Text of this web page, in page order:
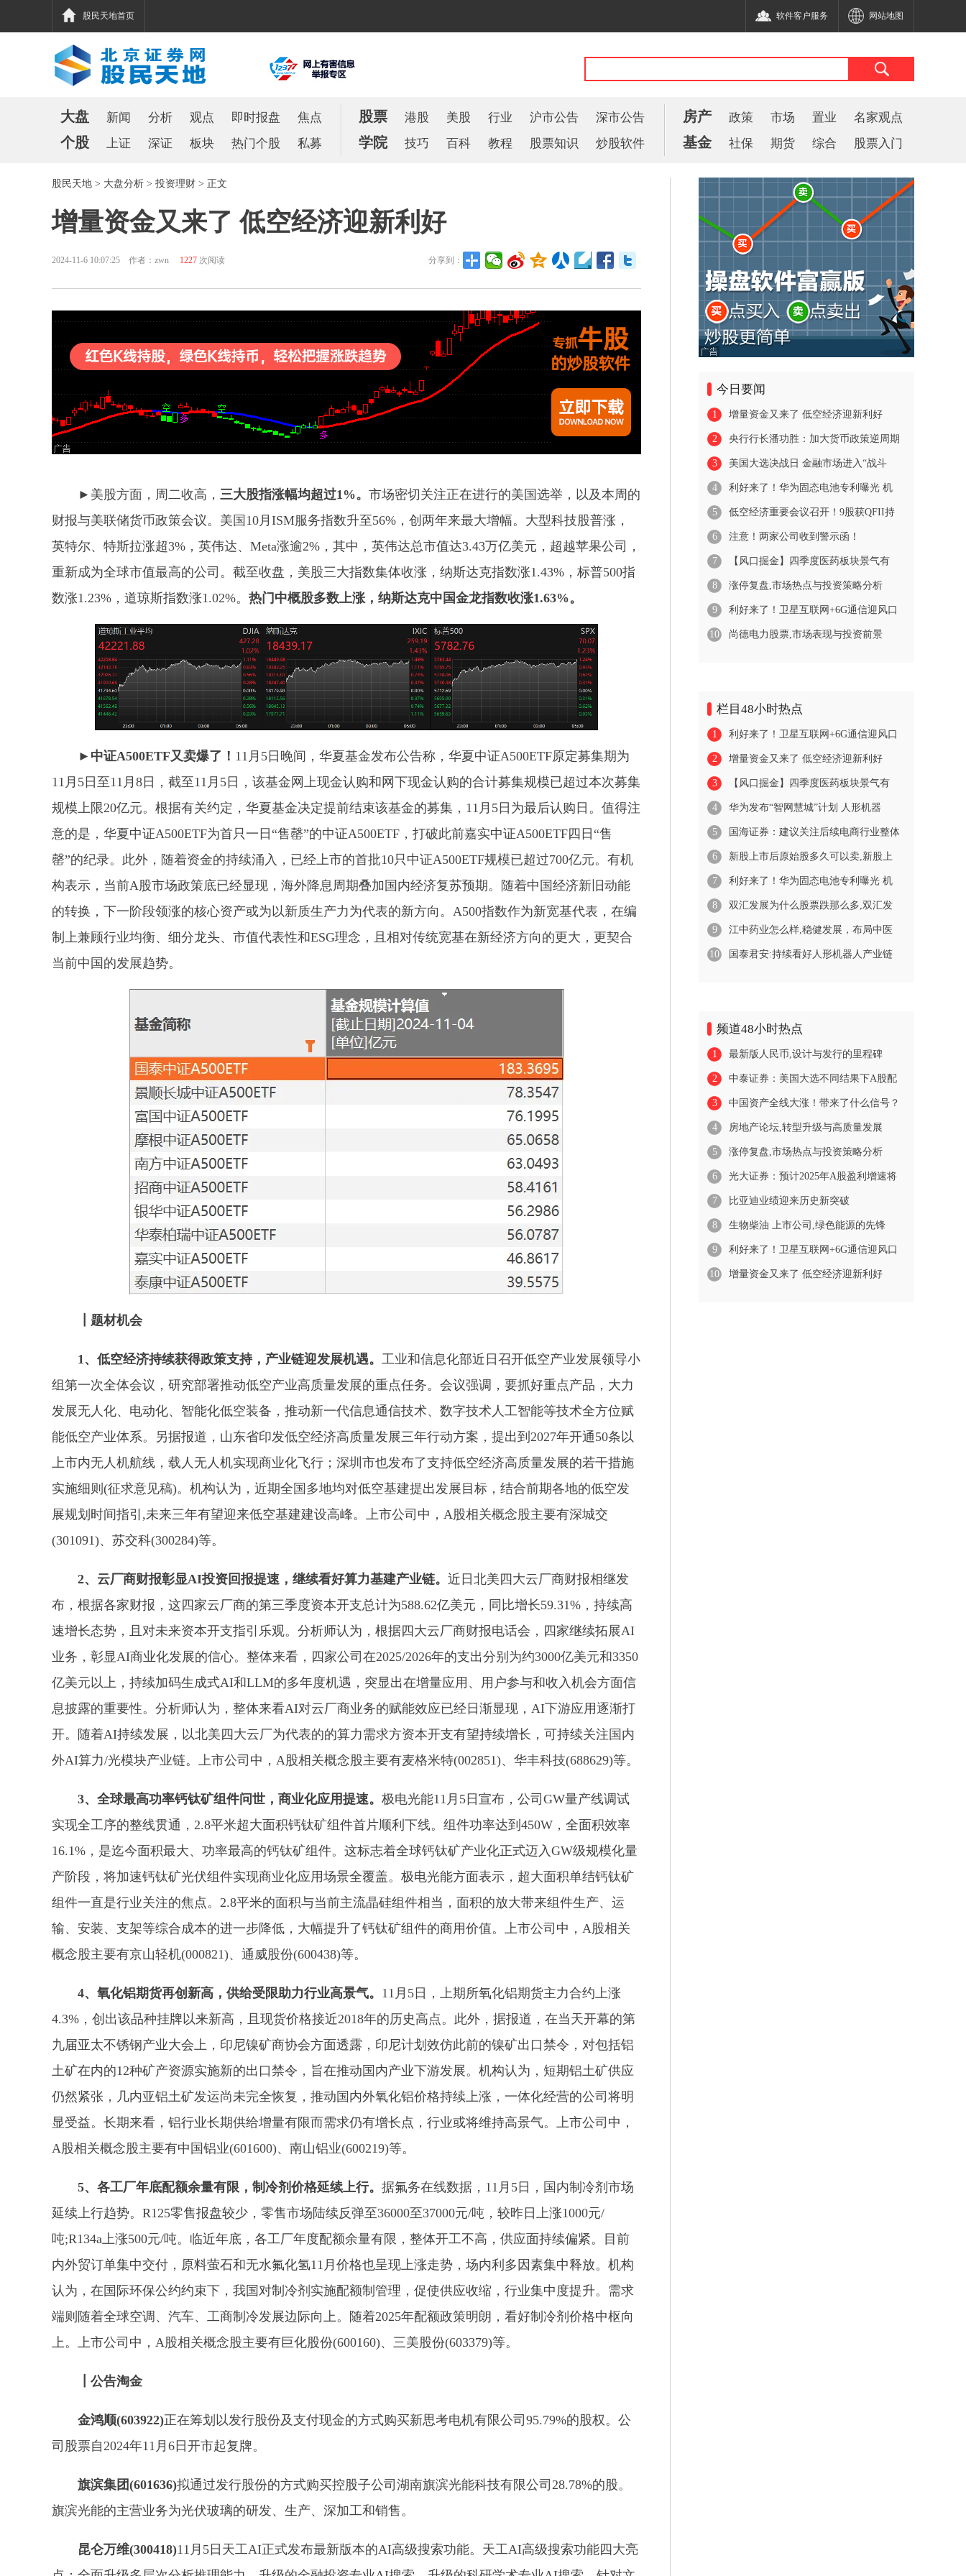
股民天地首页 软件客户服务 网站地图
大盘 新闻 分析 观点 即时报盘 焦点
个股 上证 深证 板块 热门个股 私募
股票 港股 美股 行业 沪市公告 深市公告
学院 技巧 百科 教程 股票知识 炒股软件
房产 政策 市场 置业 名家观点
基金 社保 期货 综合 股票入门
股民天地 > 大盘分析 > 投资理财 > 正文
增量资金又来了 低空经济迎新利好
2024-11-6 10:07:25 作者：zwn 1227 次阅读 分享到：
►美股方面，周二收高， 三大股指涨幅均超过1%。 市场密切关注正在进行的美国选举，以及本周的
财报与美联储货币政策会议。美国10月ISM服务指数升至56%，创两年来最大增幅。大型科技股普涨，
英特尔、特斯拉涨超3%，英伟达、Meta涨逾2%，其中，英伟达总市值达3.43万亿美元，超越苹果公司，
重新成为全球市值最高的公司。截至收盘，美股三大指数集体收涨，纳斯达克指数涨1.43%，标普500指
数涨1.23%，道琼斯指数涨1.02%。 热门中概股多数上涨，纳斯达克中国金龙指数收涨1.63%。
►中证A500ETF又卖爆了！ 11月5日晚间，华夏基金发布公告称，华夏中证A500ETF原定募集期为
11月5日至11月8日，截至11月5日，该基金网上现金认购和网下现金认购的合计募集规模已超过本次募集
规模上限20亿元。根据有关约定，华夏基金决定提前结束该基金的募集，11月5日为最后认购日。值得注
意的是，华夏中证A500ETF为首只一日“售罄”的中证A500ETF，打破此前嘉实中证A500ETF四日“售
罄”的纪录。此外，随着资金的持续涌入，已经上市的首批10只中证A500ETF规模已超过700亿元。有机
构表示，当前A股市场政策底已经显现，海外降息周期叠加国内经济复苏预期。随着中国经济新旧动能
的转换，下一阶段领涨的核心资产或为以新质生产力为代表的新方向。A500指数作为新宽基代表，在编
制上兼顾行业均衡、细分龙头、市值代表性和ESG理念，且相对传统宽基在新经济方向的更大，更契合
当前中国的发展趋势。
┃题材机会
1、低空经济持续获得政策支持，产业链迎发展机遇。 工业和信息化部近日召开低空产业发展领导小
组第一次全体会议，研究部署推动低空产业高质量发展的重点任务。会议强调，要抓好重点产品，大力
发展无人化、电动化、智能化低空装备，推动新一代信息通信技术、数字技术人工智能等技术全方位赋
能低空产业体系。另据报道，山东省印发低空经济高质量发展三年行动方案，提出到2027年开通50条以
上市内无人机航线，载人无人机实现商业化飞行；深圳市也发布了支持低空经济高质量发展的若干措施
实施细则(征求意见稿)。机构认为，近期全国多地均对低空基建提出发展目标，结合前期各地的低空发
展规划时间指引,未来三年有望迎来低空基建建设高峰。上市公司中，A股相关概念股主要有深城交
(301091)、苏交科(300284)等。
2、云厂商财报彰显AI投资回报提速，继续看好算力基建产业链。 近日北美四大云厂商财报相继发
布，根据各家财报，这四家云厂商的第三季度资本开支总计为588.62亿美元，同比增长59.31%，持续高
速增长态势，且对未来资本开支指引乐观。分析师认为，根据四大云厂商财报电话会，四家继续拓展AI
业务，彰显AI商业化发展的信心。整体来看，四家公司在2025/2026年的支出分别为约3000亿美元和3350
亿美元以上，持续加码生成式AI和LLM的多年度机遇，突显出在增量应用、用户参与和收入机会方面信
息披露的重要性。分析师认为，整体来看AI对云厂商业务的赋能效应已经日渐显现，AI下游应用逐渐打
开。随着AI持续发展，以北美四大云厂为代表的的算力需求方资本开支有望持续增长，可持续关注国内
外AI算力/光模块产业链。上市公司中，A股相关概念股主要有麦格米特(002851)、华丰科技(688629)等。
3、全球最高功率钙钛矿组件问世，商业化应用提速。 极电光能11月5日宣布，公司GW量产线调试
实现全工序的整线贯通，2.8平米超大面积钙钛矿组件首片顺利下线。组件功率达到450W，全面积效率
16.1%，是迄今面积最大、功率最高的钙钛矿组件。这标志着全球钙钛矿产业化正式迈入GW级规模化量
产阶段，将加速钙钛矿光伏组件实现商业化应用场景全覆盖。极电光能方面表示，超大面积单结钙钛矿
组件一直是行业关注的焦点。2.8平米的面积与当前主流晶硅组件相当，面积的放大带来组件生产、运
输、安装、支架等综合成本的进一步降低，大幅提升了钙钛矿组件的商用价值。上市公司中，A股相关
概念股主要有京山轻机(000821)、通威股份(600438)等。
4、氧化铝期货再创新高，供给受限助力行业高景气。 11月5日，上期所氧化铝期货主力合约上涨
4.3%，创出该品种挂牌以来新高，且现货价格接近2018年的历史高点。此外，据报道，在当天开幕的第
九届亚太不锈钢产业大会上，印尼镍矿商协会方面透露，印尼计划效仿此前的镍矿出口禁令，对包括铝
土矿在内的12种矿产资源实施新的出口禁令，旨在推动国内产业下游发展。机构认为，短期铝土矿供应
仍然紧张，几内亚铝土矿发运尚未完全恢复，推动国内外氧化铝价格持续上涨，一体化经营的公司将明
显受益。长期来看，铝行业长期供给增量有限而需求仍有增长点，行业或将维持高景气。上市公司中，
A股相关概念股主要有中国铝业(601600)、南山铝业(600219)等。
5、各工厂年底配额余量有限，制冷剂价格延续上行。 据氟务在线数据，11月5日，国内制冷剂市场
延续上行趋势。R125零售报盘较少，零售市场陆续反弹至36000至37000元/吨，较昨日上涨1000元/
吨;R134a上涨500元/吨。临近年底，各工厂年度配额余量有限，整体开工不高，供应面持续偏紧。目前
内外贸订单集中交付，原料萤石和无水氟化氢11月价格也呈现上涨走势，场内利多因素集中释放。机构
认为，在国际环保公约约束下，我国对制冷剂实施配额制管理，促使供应收缩，行业集中度提升。需求
端则随着全球空调、汽车、工商制冷发展边际向上。随着2025年配额政策明朗，看好制冷剂价格中枢向
上。‌上市公司中，A股相关概念股主要有巨化股份(600160)、三美股份(603379)等。
┃公告淘金
金鸿顺(603922)正在筹划以发行股份及支付现金的方式购买新思考电机有限公司95.79%的股权。公
司股票自2024年11月6日开市起复牌。
旗滨集团(601636)拟通过发行股份的方式购买控股子公司湖南旗滨光能科技有限公司28.78%的股。
旗滨光能的主营业务为光伏玻璃的研发、生产、深加工和销售。
昆仑万维(300418)11月5日天工AI正式发布最新版本的AI高级搜索功能。天工AI高级搜索功能四大亮
今日要闻
1 增量资金又来了 低空经济迎新利好
2 央行行长潘功胜：加大货币政策逆周期
3 美国大选决战日 金融市场进入“战斗
4 利好来了！华为固态电池专利曝光 机
5 低空经济重要会议召开！9股获QFII持
6 注意！两家公司收到警示函！
7 【风口掘金】四季度医药板块景气有
8 涨停复盘,市场热点与投资策略分析
9 利好来了！卫星互联网+6G通信迎风口
10 尚德电力股票,市场表现与投资前景
栏目48小时热点
1 利好来了！卫星互联网+6G通信迎风口
2 增量资金又来了 低空经济迎新利好
3 【风口掘金】四季度医药板块景气有
4 华为发布“智网慧城”计划 人形机器
5 国海证券：建议关注后续电商行业整体
6 新股上市后原始股多久可以卖,新股上
7 利好来了！华为固态电池专利曝光 机
8 双汇发展为什么股票跌那么多,双汇发
9 江中药业怎么样,稳健发展，布局中医
10 国泰君安:持续看好人形机器人产业链
频道48小时热点
1 最新版人民币,设计与发行的里程碑
2 中泰证券：美国大选不同结果下A股配
3 中国资产全线大涨！带来了什么信号？
4 房地产论坛,转型升级与高质量发展
5 涨停复盘,市场热点与投资策略分析
6 光大证券：预计2025年A股盈利增速将
7 比亚迪业绩迎来历史新突破
8 生物柴油 上市公司,绿色能源的先锋
9 利好来了！卫星互联网+6G通信迎风口
10 增量资金又来了 低空经济迎新利好